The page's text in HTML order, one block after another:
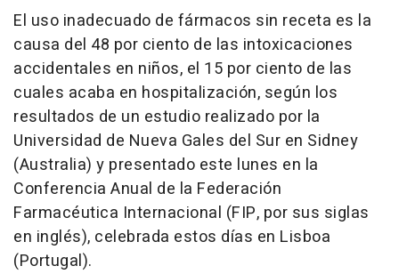
El uso inadecuado de fármacos sin receta es la
causa del 48 por ciento de las intoxicaciones
accidentales en niños, el 15 por ciento de las
cuales acaba en hospitalización, según los
resultados de un estudio realizado por la
Universidad de Nueva Gales del Sur en Sidney
(Australia) y presentado este lunes en la
Conferencia Anual de la Federación
Farmacéutica Internacional (FIP, por sus siglas
en inglés), celebrada estos días en Lisboa
(Portugal).